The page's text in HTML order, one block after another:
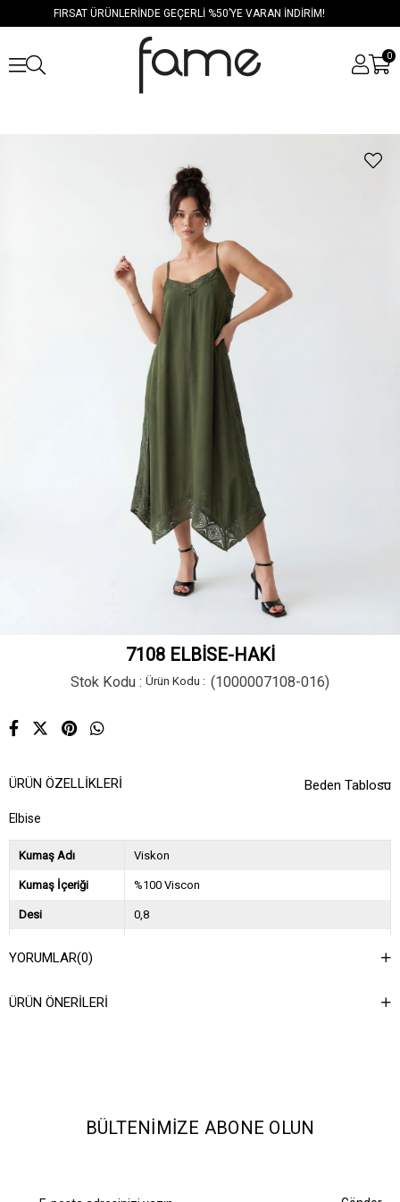
FIRSAT ÜRÜNLERİNDE GEÇERLİ %50’YE VARAN İNDİRİM!
0
7108 ELBİSE-HAKİ
Stok Kodu (1000007108-016)
Beden Tablosu
ÜRÜN ÖZELLIKLERI
Elbise
Kumaş Adı Viskon
Kumaş İçeriği %100 Viscon
Desi 0,8
Asorti Bilgisi
YORUMLAR(0)
ÜRÜN ÖNERILERI
BÜLTENIMIZE ABONE OLUN